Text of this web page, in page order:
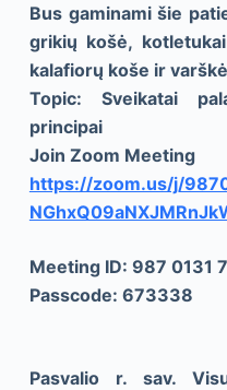
Bus gaminami šie
grikių košė,
kalafiorų koše ir
Topic: Sveikatai
principai
Join Zoom Meeting
https://zoom.us/j/
Meeting ID: 987 0131
Passcode: 673338
Pasvalio r. sav.